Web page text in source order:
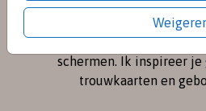
Instagram
nieuwste ontwerpen en
schermen. Ik inspireer je
trouwkaarten en